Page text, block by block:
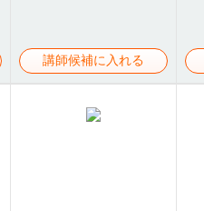
講師候補に入れる